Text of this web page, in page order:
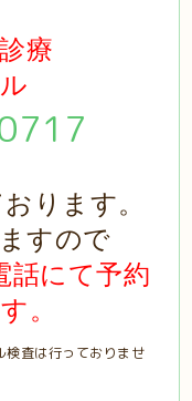
療
ります。
すので
話にて予約
。
査は行っておりませ